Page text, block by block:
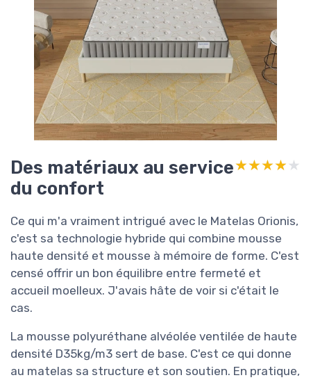
Des matériaux au service
du confort
★★★★★
★★★★★
Ce qui m'a vraiment intrigué avec le Matelas Orionis,
c'est sa technologie hybride qui combine mousse
haute densité et mousse à mémoire de forme. C'est
censé offrir un bon équilibre entre fermeté et
accueil moelleux. J'avais hâte de voir si c'était le
cas.
La mousse polyuréthane alvéolée ventilée de haute
densité D35kg/m3 sert de base. C'est ce qui donne
au matelas sa structure et son soutien. En pratique,